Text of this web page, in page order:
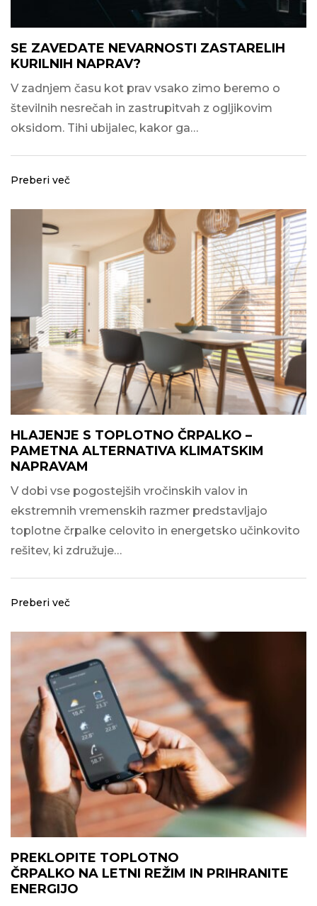
SE ZAVEDATE NEVARNOSTI ZASTARELIH
KURILNIH NAPRAV?
V zadnjem času kot prav vsako zimo beremo o
številnih nesrečah in zastrupitvah z ogljikovim
oksidom. Tihi ubijalec, kakor ga…
Preberi več
HLAJENJE S TOPLOTNO ČRPALKO –
PAMETNA ALTERNATIVA KLIMATSKIM
NAPRAVAM
V dobi vse pogostejših vročinskih valov in
ekstremnih vremenskih razmer predstavljajo
toplotne črpalke celovito in energetsko učinkovito
rešitev, ki združuje…
Preberi več
PREKLOPITE TOPLOTNO
ČRPALKO NA LETNI REŽIM IN PRIHRANITE
ENERGIJO